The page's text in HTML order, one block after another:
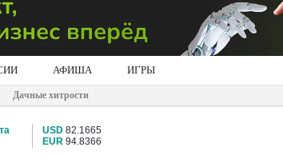
АФИША ИГРЫ
Дачные хитрости
USD 82.1665
EUR 94.8366